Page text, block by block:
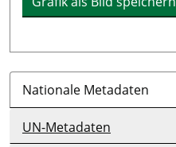
Nationale Metadaten
UN-Metadaten